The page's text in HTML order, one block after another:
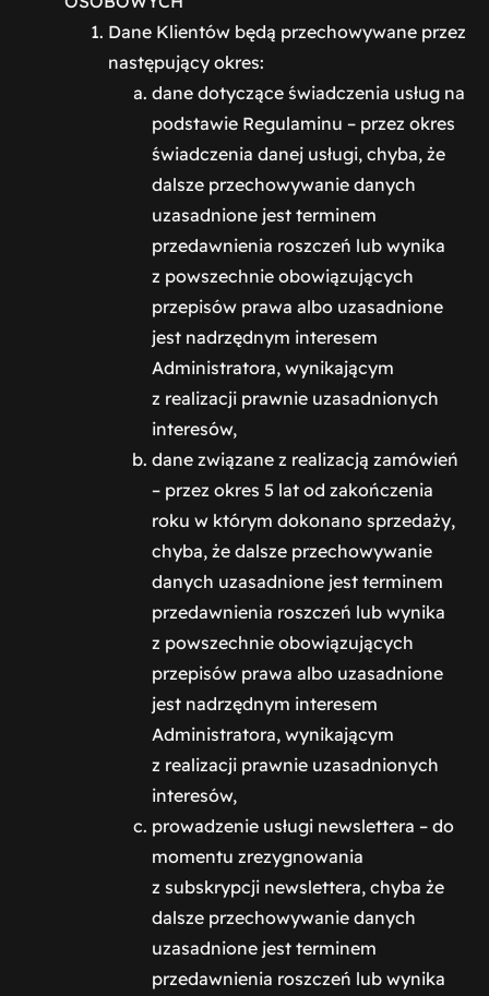
Dane Klientów będą przechowywane przez
następujący okres:
dane dotyczące świadczenia usług na
podstawie Regulaminu – przez okres
świadczenia danej usługi, chyba, że
dalsze przechowywanie danych
uzasadnione jest terminem
przedawnienia roszczeń lub wynika
z powszechnie obowiązujących
przepisów prawa albo uzasadnione
jest nadrzędnym interesem
Administratora, wynikającym
z realizacji prawnie uzasadnionych
interesów,
dane związane z realizacją zamówień
– przez okres 5 lat od zakończenia
roku w którym dokonano sprzedaży,
chyba, że dalsze przechowywanie
danych uzasadnione jest terminem
przedawnienia roszczeń lub wynika
z powszechnie obowiązujących
przepisów prawa albo uzasadnione
jest nadrzędnym interesem
Administratora, wynikającym
z realizacji prawnie uzasadnionych
interesów,
prowadzenie usługi newslettera – do
momentu zrezygnowania
z subskrypcji newslettera, chyba że
dalsze przechowywanie danych
uzasadnione jest terminem
przedawnienia roszczeń lub wynika